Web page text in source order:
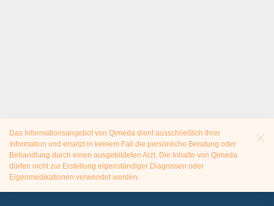
Das Informationsangebot von Qimeda dient ausschließlich Ihrer
Information und ersetzt in keinem Fall die persönliche Beratung oder
Behandlung durch einen ausgebildeten Arzt. Die Inhalte von Qimeda
dürfen nicht zur Erstellung eigenständiger Diagnosen oder
Eigenmedikationen verwendet werden.